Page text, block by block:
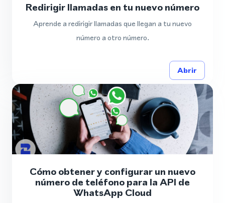
Redirigir llamadas en tu nuevo número
Aprende a redirigir llamadas que llegan a tu nuevo
número a otro número.
Abrir
Cómo obtener y configurar un nuevo
número de teléfono para la API de
WhatsApp Cloud